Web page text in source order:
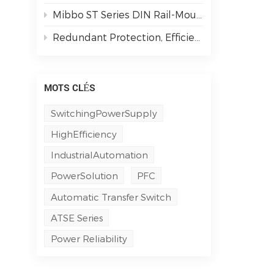
Mibbo ST Series DIN Rail-Mounted Single-Phase AC Output Solid State Relays: Powering Smarter Industrial Automation
Redundant Protection, Efficient & Secure | M3DN Series Redundancy Modules
MOTS CLÉS
SwitchingPowerSupply
HighEfficiency
IndustrialAutomation
PowerSolution
PFC
Automatic Transfer Switch
ATSE Series
Power Reliability